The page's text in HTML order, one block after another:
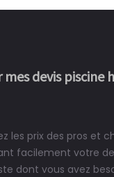
devis piscine
les prix des pros et
facilement votre
dont vous avez
Le rêve